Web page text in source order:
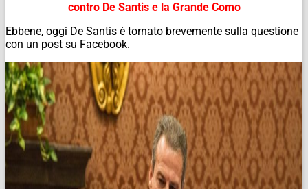
contro De Santis e la Grande Como
Ebbene, oggi De Santis è tornato brevemente sulla questione
con un post su Facebook.